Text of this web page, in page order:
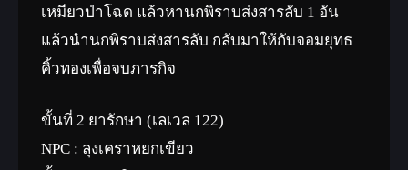
เหมียวป่าโฉด แล้วหานกพิราบส่งสารลับ 1 อัน
แล้วนำนกพิราบส่งสารลับ กลับมาให้กับจอมยุทธ
คิ้วทองเพื่อจบภารกิจ
ขั้นที่ 2 ยารักษา (เลเวล 122)
NPC : ลุงเคราหยกเขียว